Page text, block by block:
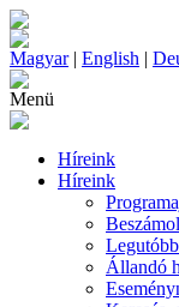
Magyar| English |
Menü
Híreink
Híreink
Állandó